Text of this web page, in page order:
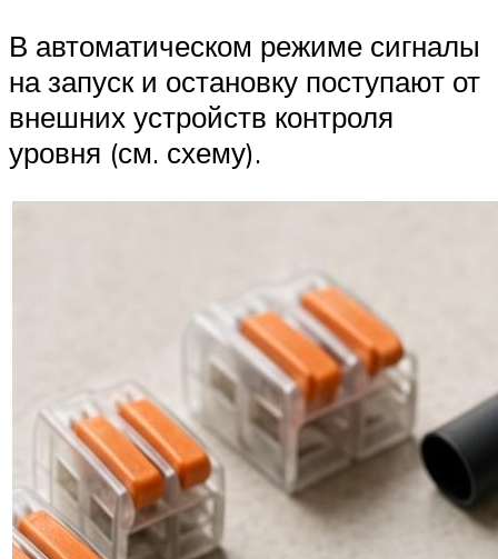
В автоматическом режиме сигналы
на запуск и остановку поступают от
внешних устройств контроля
уровня (см. схему).